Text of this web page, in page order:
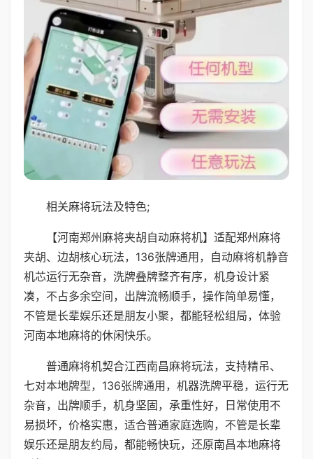
相关麻将玩法及特色;
【河南郑州麻将夹胡自动麻将机】适配郑州麻将
夹胡、边胡核心玩法，136张牌通用，自动麻将机静音
机芯运行无杂音，洗牌叠牌整齐有序，机身设计紧
凑，不占多余空间，出牌流畅顺手，操作简单易懂，
不管是长辈娱乐还是朋友小聚，都能轻松组局，体验
河南本地麻将的休闲快乐。
普通麻将机契合江西南昌麻将玩法，支持精吊、
七对本地牌型，136张牌通用，机器洗牌平稳，运行无
杂音，出牌顺手，机身坚固，承重性好，日常使用不
易损坏，价格实惠，适合普通家庭选购，不管是长辈
娱乐还是朋友约局，都能畅快玩，还原南昌本地麻将